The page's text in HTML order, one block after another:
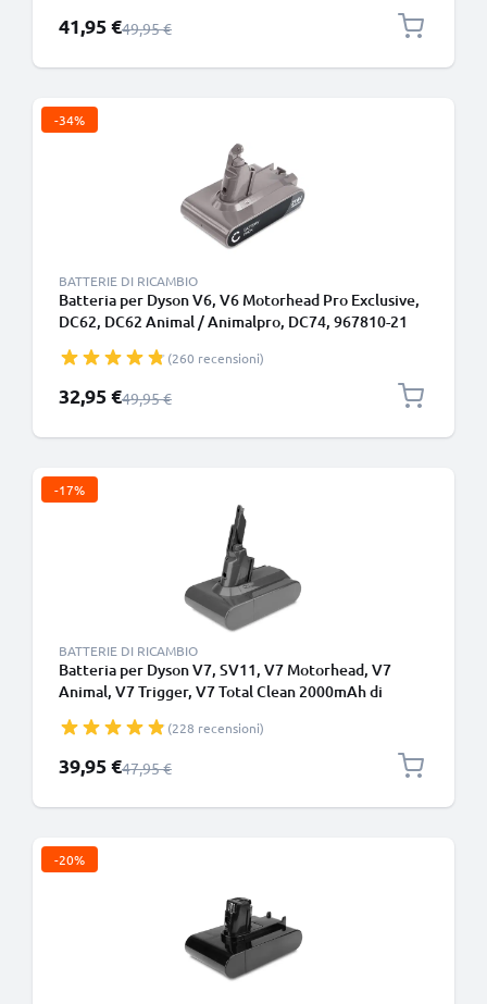
Prezzo speciale
41,95 €Prezzo normale
49,95 €
-34%
BATTERIE DI RICAMBIO
Batteria per Dyson V6, V6 Motorhead Pro Exclusive,
DC62, DC62 Animal / Animalpro, DC74, 967810-21
(260 recensioni)
Prezzo speciale
32,95 €Prezzo normale
49,95 €
-17%
BATTERIE DI RICAMBIO
Batteria per Dyson V7, SV11, V7 Motorhead, V7
Animal, V7 Trigger, V7 Total Clean 2000mAh di
(228 recensioni)
Prezzo speciale
39,95 €Prezzo normale
47,95 €
-20%